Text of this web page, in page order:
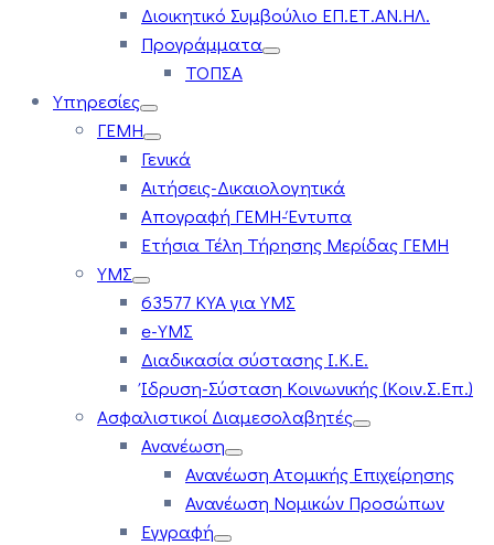
Διοικητικό Συμβούλιο ΕΠ.ΕΤ.ΑΝ.ΗΛ.
Προγράμματα
ΤΟΠΣΑ
Υπηρεσίες
ΓΕΜΗ
Γενικά
Αιτήσεις-Δικαιολογητικά
Απογραφή ΓΕΜΗ-Έντυπα
Ετήσια Τέλη Τήρησης Μερίδας ΓΕΜΗ
ΥΜΣ
63577 ΚΥΑ για ΥΜΣ
e-ΥΜΣ
Διαδικασία σύστασης Ι.Κ.Ε.
Ίδρυση-Σύσταση Κοινωνικής (Κοιν.Σ.Επ.)
Ασφαλιστικοί Διαμεσολαβητές
Ανανέωση
Ανανέωση Ατομικής Επιχείρησης
Ανανέωση Νομικών Προσώπων
Εγγραφή